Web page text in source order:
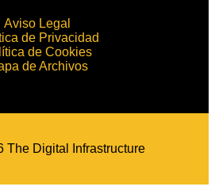
Aviso Legal
de Privacidad
de Cookies
de Archivos
The Digital Infrastructure